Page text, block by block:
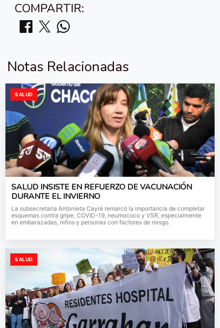
COMPARTIR:
Notas Relacionadas
SALUD
SALUD INSISTE EN REFUERZO DE VACUNACIÓN
DURANTE EL INVIERNO
La subsecretaria Antonieta Cayré remarcó la importancia de completar
esquemas contra gripe, COVID-19, neumococo y VSR, especialmente
en embarazadas, niños y personas con factores de riesgo.
SALUD